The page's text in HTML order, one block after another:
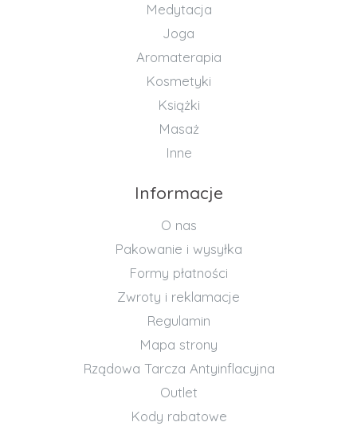
Medytacja
Joga
Aromaterapia
Kosmetyki
Książki
Masaż
Inne
Informacje
O nas
Pakowanie i wysyłka
Formy płatności
Zwroty i reklamacje
Regulamin
Mapa strony
Rządowa Tarcza Antyinflacyjna
Outlet
Kody rabatowe